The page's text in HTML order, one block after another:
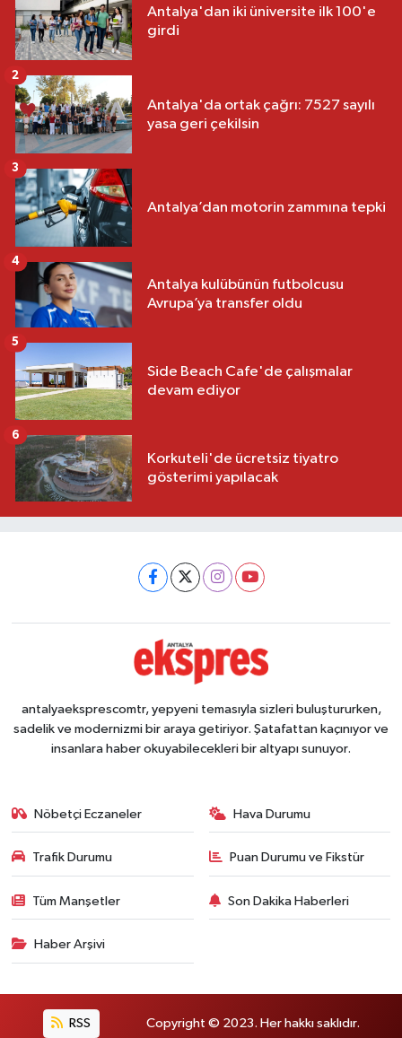
Antalya'dan iki üniversite ilk 100'e
girdi
Antalya'da ortak çağrı: 7527 sayılı
yasa geri çekilsin
2
Antalya’dan motorin zammına tepki
3
Antalya kulübünün futbolcusu
Avrupa’ya transfer oldu
4
Side Beach Cafe'de çalışmalar
devam ediyor
5
Korkuteli'de ücretsiz tiyatro
gösterimi yapılacak
6
antalyaeksprescomtr, yepyeni temasıyla sizleri buluştururken,
sadelik ve modernizmi bir araya getiriyor. Şatafattan kaçınıyor ve
insanlara haber okuyabilecekleri bir altyapı sunuyor.
Nöbetçi Eczaneler Hava Durumu
Trafik Durumu Puan Durumu ve Fikstür
Tüm Manşetler Son Dakika Haberleri
Haber Arşivi
RSS Copyright © 2023. Her hakkı saklıdır.